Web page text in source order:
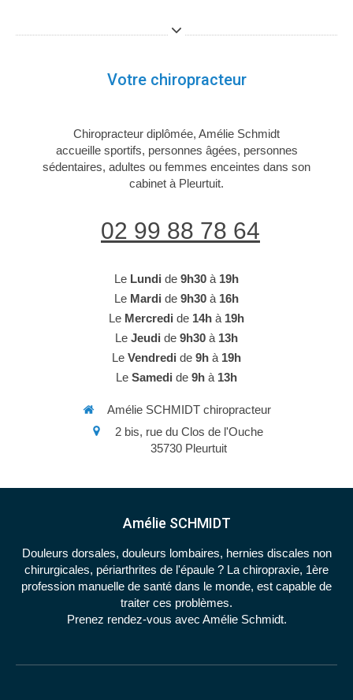
Votre chiropracteur
Chiropracteur diplômée, Amélie Schmidt
accueille sportifs, personnes âgées, personnes
sédentaires, adultes ou femmes enceintes dans son
cabinet à Pleurtuit.
02 99 88 78 64
Le Lundi de 9h30 à 19h
Le Mardi de 9h30 à 16h
Le Mercredi de 14h à 19h
Le Jeudi de 9h30 à 13h
Le Vendredi de 9h à 19h
Le Samedi de 9h à 13h
Amélie SCHMIDT chiropracteur
2 bis, rue du Clos de l'Ouche
35730 Pleurtuit
Amélie SCHMIDT
Douleurs dorsales, douleurs lombaires, hernies discales non
chirurgicales, périarthrites de l'épaule ? La chiropraxie, 1ère
profession manuelle de santé dans le monde, est capable de
traiter ces problèmes.
Prenez rendez-vous avec Amélie Schmidt.